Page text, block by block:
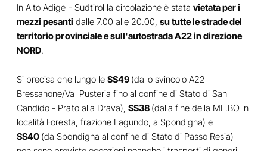
In Alto Adige - Sudtirol la circolazione è statavietata per i
mezzi pesanti dalle 7.00 alle 20.00, su tutte le strade del
territorio provinciale e sull'autostrada A22 in direzione
NORD.
Si precisa che lungo le SS49 (dallo svincolo A22
Bressanone/Val Pusteria fino al confine di Stato di San
Candido - Prato alla Drava), SS38 (dalla fine della ME.BO in
località Foresta, frazione Lagundo, a Spondigna) e
SS40 (da Spondigna al confine di Stato di Passo Resia)